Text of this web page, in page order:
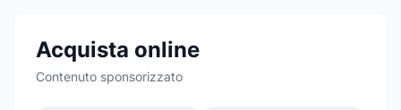
Acquista online
Contenuto sponsorizzato